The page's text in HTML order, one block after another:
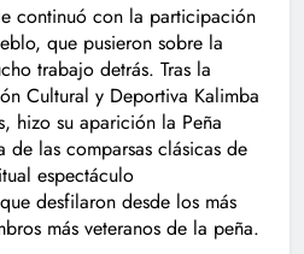
continuó con la participación
que pusieron sobre la
trabajo detrás. Tras la
Cultural y Deportiva Kalimba
hizo su aparición la Peña
de las comparsas clásicas de
espectáculo
desfilaron desde los más
más veteranos de la peña.